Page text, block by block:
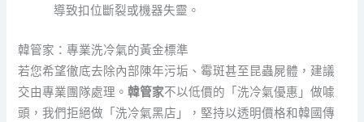
導致扣位斷裂或機器失靈。
韓管家：專業洗冷氣的黃金標準
若您希望徹底去除內部陳年污垢、霉斑甚至昆蟲屍體，建議
交由專業團隊處理。韓管家不以低價的「洗冷氣優惠」做噱
頭，我們拒絕做「洗冷氣黑店」，堅持以透明價格和韓國傳